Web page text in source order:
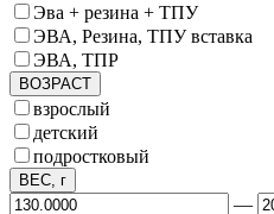
Эва + резина + ТПУ
ЭВА, Резина, ТПУ вставка
ЭВА, ТПР
ВОЗРАСТ
взрослый
детский
подростковый
ВЕС, г
—